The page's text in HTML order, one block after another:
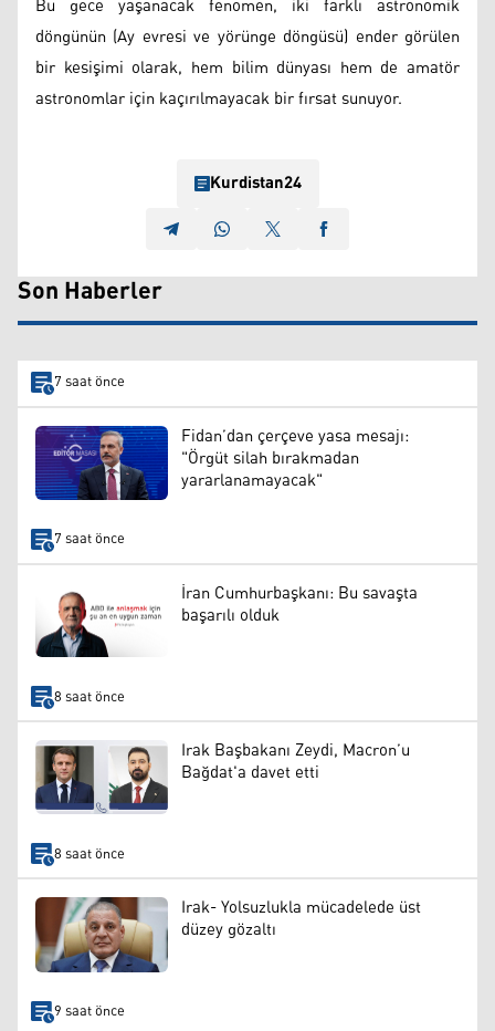
döngünün (Ay evresi ve yörünge döngüsü) ender görülen
bir kesişimi olarak, hem bilim dünyası hem de amatör
astronomlar için kaçırılmayacak bir fırsat sunuyor.
Kurdistan24
Son Haberler
7 saat önce
Fidan’dan çerçeve yasa mesajı:
"Örgüt silah bırakmadan
yararlanamayacak"
7 saat önce
İran Cumhurbaşkanı: Bu savaşta
başarılı olduk
8 saat önce
Irak Başbakanı Zeydi, Macron’u
Bağdat'a davet etti
8 saat önce
Irak- Yolsuzlukla mücadelede üst
düzey gözaltı
9 saat önce